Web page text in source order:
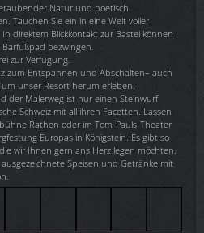
Natur und poetisch
Tauchen Sie ein in eine Welt voller
direktem Blickkontakt zur Bastei können
bezwingen.
zur Verfügung.
zum Entspannen und Abschalten– auch
unser Resort herum erleben.
der Malerweg ist nur einen Steinwurf
Schweiz mit all ihren Facetten. Lassen
Rathen oder im Tom-Pauls-Theater
Europas in Königstein. Es gibt so
wir Ihnen gern ans Herz legen möchten.
Speisen und Getränke mit